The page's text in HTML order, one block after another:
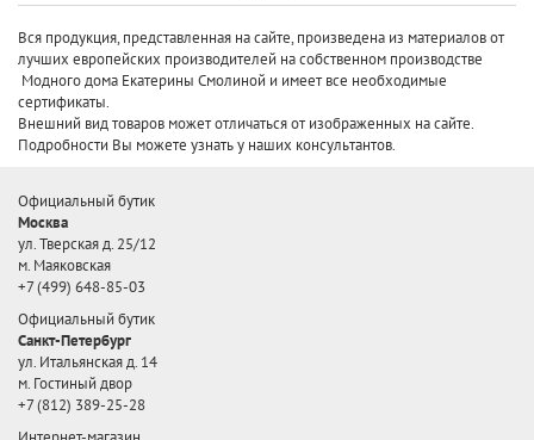
Вся продукция, представленная на сайте, произведена из материалов от
лучших европейских производителей на собственном производстве
Модного дома Екатерины Смолиной и имеет все необходимые
сертификаты.
Внешний вид товаров может отличаться от изображенных на сайте.
Подробности Вы можете узнать у наших консультантов.
Официальный бутик
Москва
ул. Тверская д. 25/12
м. Маяковская
+7 (499) 648-85-03
Официальный бутик
Санкт-Петербург
ул. Итальянская д. 14
м. Гостиный двор
+7 (812) 389-25-28